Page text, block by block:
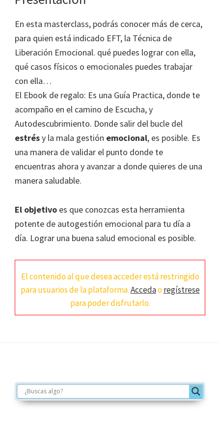
En esta masterclass, podrás conocer más de cerca,
para quien está indicado EFT, la Técnica de
Liberación Emocional. qué puedes lograr con ella,
qué casos físicos o emocionales puedes trabajar
con ella…
El Ebook de regalo: Es una Guía Practica, donde te
acompaño en el camino de Escucha, y
Autodescubrimiento. Donde salir del bucle del
estrésy la mala gestión emocional, es posible. Es
una manera de validar el punto donde te
encuentras ahora y avanzar a donde quieres de una
manera saludable.
El objetivo es que conozcas esta herramienta
potente de autogestión emocional para tu día a
día. Lograr una buena salud emocional es posible.
El contenido al que desea acceder está restringido
para usuarios de la plataforma.Accedaoregístrese
para poder disfrutarlo.
Footer